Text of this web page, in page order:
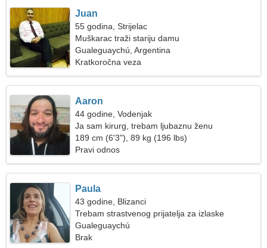
Juan
55 godina, Strijelac
Muškarac traži stariju damu
Gualeguaychú, Argentina
Kratkoročna veza
Aaron
44 godine, Vodenjak
Ja sam kirurg, trebam ljubaznu ženu
189 cm (6'3"), 89 kg (196 lbs)
Pravi odnos
Paula
43 godine, Blizanci
Trebam strastvenog prijatelja za izlaske
Gualeguaychú
Brak